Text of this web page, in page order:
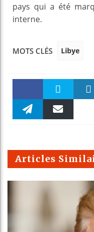
pays qui a été
interne.
MOTS CLÉS Libye
Faceboo Twitter
m
Articles